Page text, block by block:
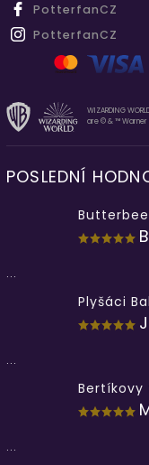
PotterfanCZ
PotterfanCZ
WIZARDING
are © & ™ Warner
POSLEDNÍ
...
Plyšáci
...
...